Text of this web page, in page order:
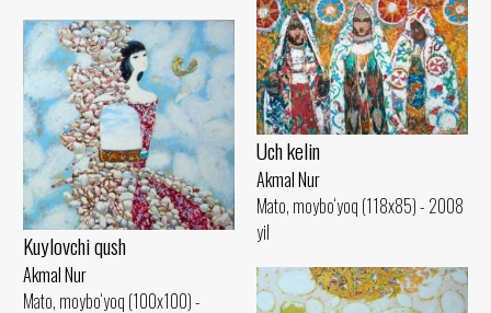
Uch kelin
Akmal Nur
Mato, moybo‘yoq (118x85) - 2008
yil
Kuylovchi qush
Akmal Nur
Mato, moybo‘yoq (100x100) -